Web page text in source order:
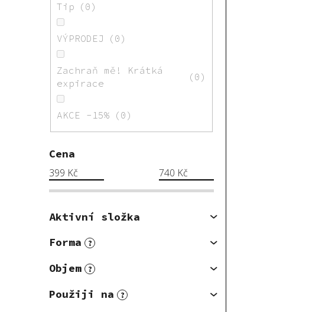
Tip 0
VÝPRODEJ 0
Zachraň mě! Krátká
expirace
0
AKCE -15% 0
Cena
399 Kč 740 Kč
Aktivní složka
Forma
?
Objem ?
Použiji na ?